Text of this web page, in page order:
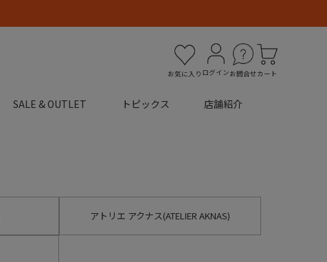
お気に入り ログインお問合せカート
SALE & OUTLET トピックス 店舗紹介
アトリエ アクナス(ATELIER AKNAS)